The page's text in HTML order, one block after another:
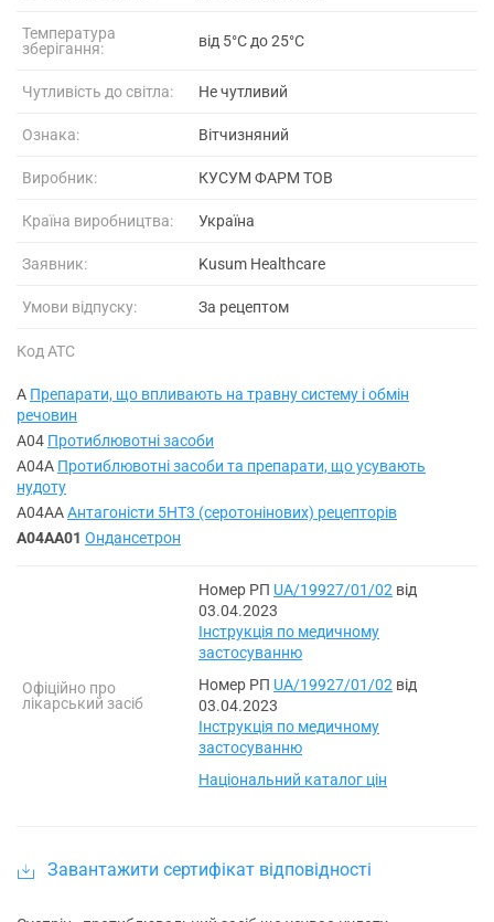
Температура
зберігання:
від 5°C до 25°C
Чутливість до світла: Не чутливий
Ознака: Вітчизняний
Виробник: КУСУМ ФАРМ ТОВ
Країна виробництва: Україна
Заявник: Kusum Healthcare
Умови відпуску: За рецептом
Код АТС
A Препарати, що впливають на травну систему і обмін
речовин
A04 Протиблювотні засоби
A04A Протиблювотні засоби та препарати, що усувають
нудоту
A04AAАнтагоністи 5НТ3 (серотонінових) рецепторів
A04AA01 Ондансетрон
Офіційно про
лікарський засіб
Номер РП UA/19927/01/02 від
03.04.2023
Інструкція по медичному
застосуванню
Номер РП UA/19927/01/02 від
03.04.2023
Інструкція по медичному
застосуванню
Національний каталог цін
Завантажити сертифікат відповідності